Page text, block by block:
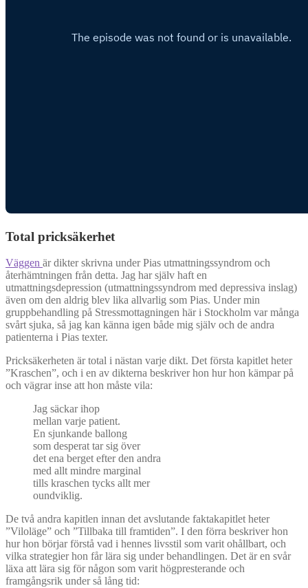
Total pricksäkerhet
Väggen är dikter skrivna under Pias utmattningssyndrom och
återhämtningen från detta. Jag har själv haft en
utmattningsdepression (utmattningssyndrom med depressiva inslag)
även om den aldrig blev lika allvarlig som Pias. Under min
gruppbehandling på Stressmottagningen här i Stockholm var många
svårt sjuka, så jag kan känna igen både mig själv och de andra
patienterna i Pias texter.
Pricksäkerheten är total i nästan varje dikt. Det första kapitlet heter
”Kraschen”, och i en av dikterna beskriver hon hur hon kämpar på
och vägrar inse att hon måste vila:
Jag säckar ihop
mellan varje patient.
En sjunkande ballong
som desperat tar sig över
det ena berget efter den andra
med allt mindre marginal
tills kraschen tycks allt mer
oundviklig.
De två andra kapitlen innan det avslutande faktakapitlet heter
”Viloläge” och ”Tillbaka till framtiden”. I den förra beskriver hon
hur hon börjar förstå vad i hennes livsstil som varit ohållbart, och
vilka strategier hon får lära sig under behandlingen. Det är en svår
läxa att lära sig för någon som varit högpresterande och
framgångsrik under så lång tid: